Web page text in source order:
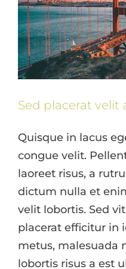
Sed placerat velit
Quisque in lacus
congue velit.
laoreet risus, a
dictum nulla et
velit lobortis. Sed
placerat efficitur in
metus, malesuada
lobortis risus a est